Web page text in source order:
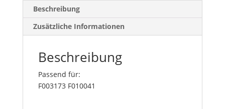
Beschreibung
Zusätzliche Informationen
Beschreibung
Passend für:
F003173 F010041